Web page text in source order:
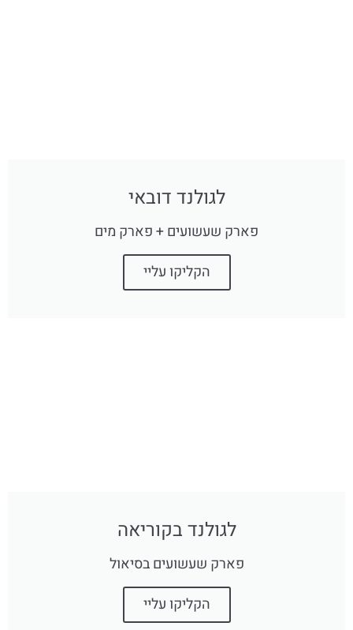
לגולנד דובאי
פארק שעשועים + פארק מים
הקליקו עליי
לגולנד בקוריאה
פארק שעשועים בסיאול
הקליקו עליי